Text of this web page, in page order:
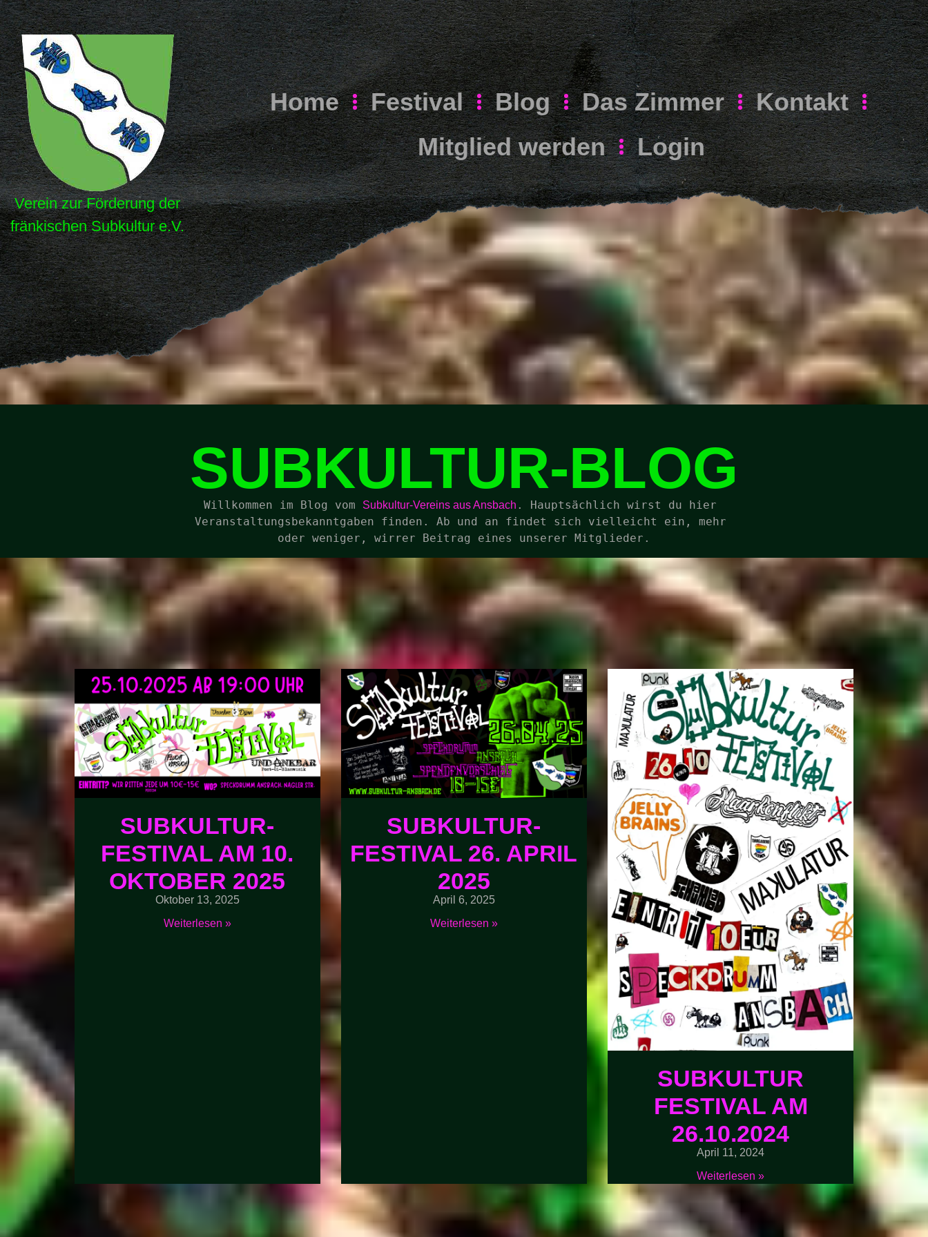
Verein zur Förderung der
fränkischen Subkultur e.V.
Home Festival Blog Das Zimmer
Kontakt
Mitglied werden
Login
SUBKULTUR-BLOG
Willkommen im Blog vom Subkultur-Vereins aus Ansbach . Hauptsächlich wirst du hier
Veranstaltungsbekanntgaben finden. Ab und an findet sich vielleicht ein, mehr
oder weniger, wirrer Beitrag eines unserer Mitglieder.
SUBKULTUR-
FESTIVAL AM 10.
OKTOBER 2025
Oktober 13, 2025
Weiterlesen »
SUBKULTUR-
FESTIVAL 26. APRIL
2025
April 6, 2025
Weiterlesen »
SUBKULTUR
FESTIVAL AM
26.10.2024
April 11, 2024
Weiterlesen »